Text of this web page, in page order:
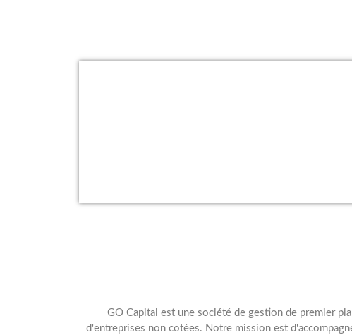
GO Capital est une société de gestion de premier
d'entreprises non cotées. Notre mission est